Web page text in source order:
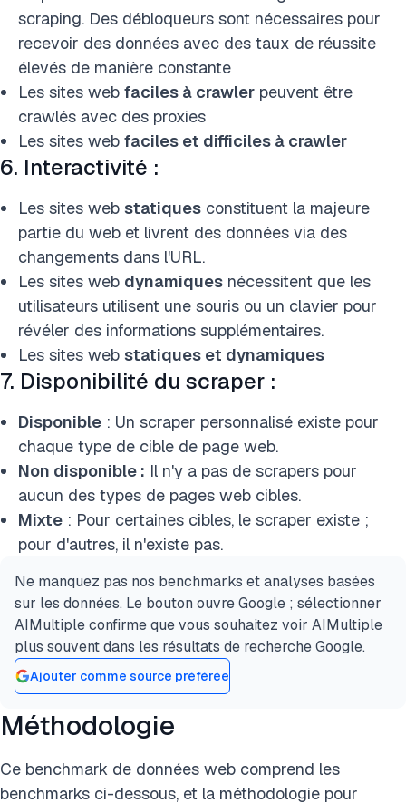
scraping. Des débloqueurs sont nécessaires pour
recevoir des données avec des taux de réussite
élevés de manière constante
Les sites web faciles à crawler peuvent être
crawlés avec des proxies
Les sites web faciles et difficiles à crawler
6. Interactivité :
Les sites web statiques constituent la majeure
partie du web et livrent des données via des
changements dans l'URL.
Les sites web dynamiques nécessitent que les
utilisateurs utilisent une souris ou un clavier pour
révéler des informations supplémentaires.
Les sites web statiques et dynamiques
7. Disponibilité du scraper :
Disponible : Un scraper personnalisé existe pour
chaque type de cible de page web.
Non disponible : Il n'y a pas de scrapers pour
aucun des types de pages web cibles.
Mixte : Pour certaines cibles, le scraper existe ;
pour d'autres, il n'existe pas.
Ne manquez pas nos benchmarks et analyses basées
sur les données. Le bouton ouvre Google ; sélectionner
AIMultiple confirme que vous souhaitez voir AIMultiple
plus souvent dans les résultats de recherche Google.
Ajouter comme source préférée
Méthodologie
Ce benchmark de données web comprend les
benchmarks ci-dessous, et la méthodologie pour